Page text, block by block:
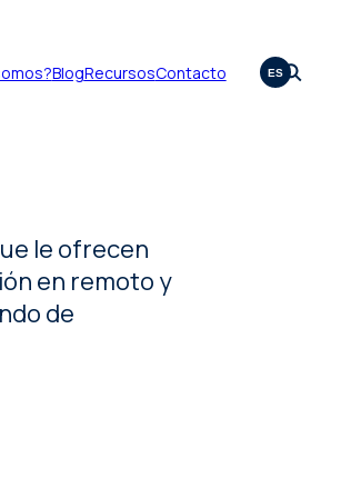
BlogRecursosContacto ES
le ofrecen
en remoto y
de